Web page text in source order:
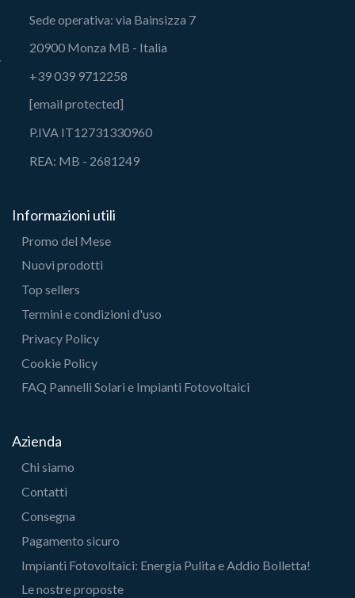
Sede operativa: via Bainsizza 7
20900 Monza MB - Italia
+39 039 9712258
[email protected]
P.IVA IT12731330960
REA: MB - 2681249
Informazioni utili
Promo del Mese
Nuovi prodotti
Top sellers
Termini e condizioni d'uso
Privacy Policy
Cookie Policy
FAQ Pannelli Solari e Impianti Fotovoltaici
Azienda
Chi siamo
Contatti
Consegna
Pagamento sicuro
Impianti Fotovoltaici: Energia Pulita e Addio Bolletta!
Le nostre proposte